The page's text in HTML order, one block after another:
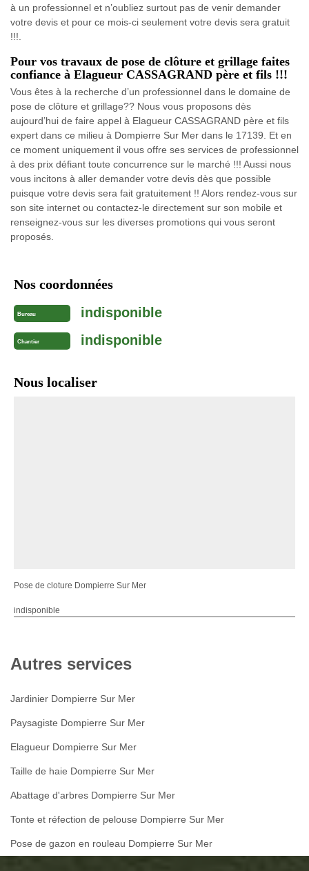
à un professionnel et n’oubliez surtout pas de venir demander
votre devis et pour ce mois-ci seulement votre devis sera gratuit
!!!.
Pour vos travaux de pose de clôture et grillage faites
confiance à Elagueur CASSAGRAND père et fils !!!
Vous êtes à la recherche d’un professionnel dans le domaine de
pose de clôture et grillage?? Nous vous proposons dès
aujourd’hui de faire appel à Elagueur CASSAGRAND père et fils
expert dans ce milieu à Dompierre Sur Mer dans le 17139. Et en
ce moment uniquement il vous offre ses services de professionnel
à des prix défiant toute concurrence sur le marché !!! Aussi nous
vous incitons à aller demander votre devis dès que possible
puisque votre devis sera fait gratuitement !! Alors rendez-vous sur
son site internet ou contactez-le directement sur son mobile et
renseignez-vous sur les diverses promotions qui vous seront
proposés.
Nos coordonnées
Bureau indisponible
Chantier indisponible
Nous localiser
Pose de cloture Dompierre Sur Mer
indisponible
Autres services
Jardinier Dompierre Sur Mer
Paysagiste Dompierre Sur Mer
Elagueur Dompierre Sur Mer
Taille de haie Dompierre Sur Mer
Abattage d'arbres Dompierre Sur Mer
Tonte et réfection de pelouse Dompierre Sur Mer
Pose de gazon en rouleau Dompierre Sur Mer